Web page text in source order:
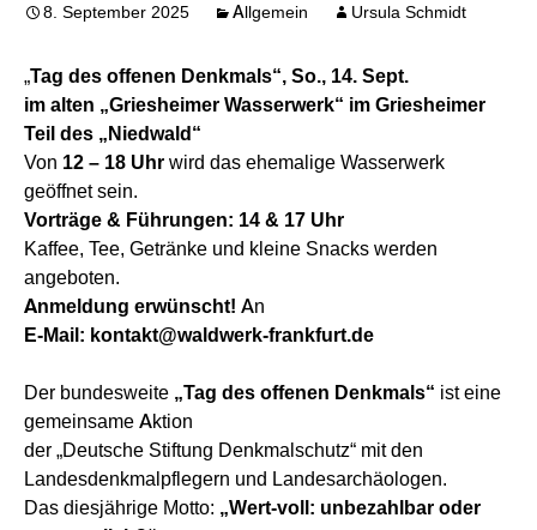
8. September 2025 Allgemein Ursula Schmidt
„Tag des offenen Denkmals“, So., 14. Sept.
im alten „Griesheimer Wasserwerk“ im Griesheimer
Teil des „Niedwald“
Von 12 – 18 Uhr wird das ehemalige Wasserwerk
geöffnet sein.
Vorträge & Führungen: 14 & 17 Uhr
Kaffee, Tee, Getränke und kleine Snacks werden
angeboten.
Anmeldung erwünscht! An
E-Mail: kontakt@waldwerk-frankfurt.de
Der bundesweite „Tag des offenen Denkmals“ ist eine
gemeinsame Aktion
der „Deutsche Stiftung Denkmalschutz“ mit den
Landesdenkmalpflegern und Landesarchäologen.
Das diesjährige Motto: „Wert-voll: unbezahlbar oder